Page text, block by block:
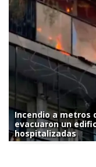
Incendio a metros
evacuaron un
hospitalizadas